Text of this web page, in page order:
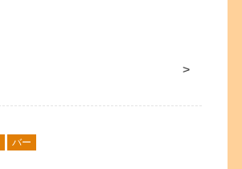
>
バー